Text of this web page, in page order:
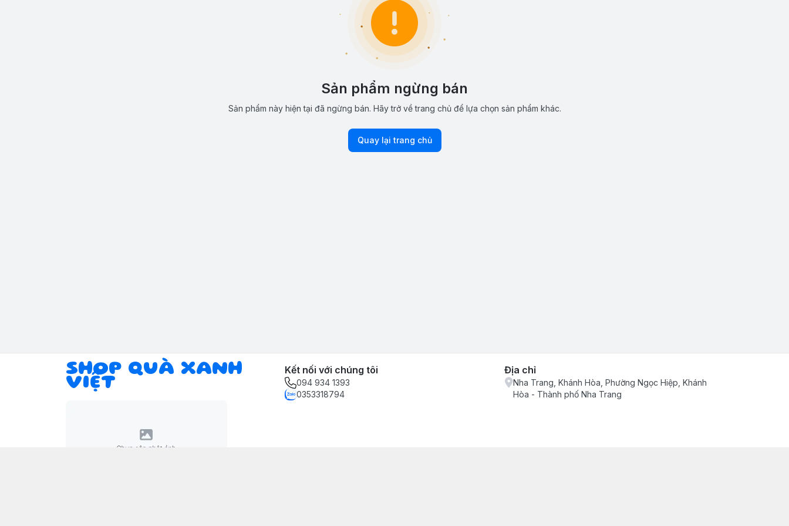
Sản phẩm ngừng bán
Sản phẩm này hiện tại đã ngừng bán. Hãy trở về trang chủ để lựa chọn sản phẩm khác.
Quay lại trang chủ
SHOP QUÀ XANH
VIỆT
Kết nối với chúng tôi
094 934 1393
0353318794
Địa chỉ
Nha Trang, Khánh Hòa, Phường Ngọc Hiệp, Khánh
Hòa - Thành phố Nha Trang